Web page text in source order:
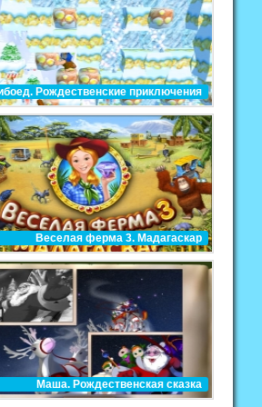
Рождественские приключения
Веселая ферма 3. Мадагаскар
Маша. Рождественская сказка